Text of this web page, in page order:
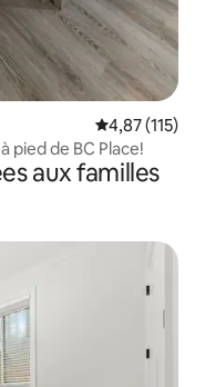
Note
4,87 (115)
pied de BC Place!
aux familles
aimés